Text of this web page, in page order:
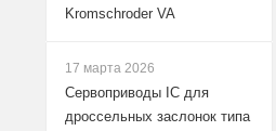
Kromschroder VA
17 марта 2026
Сервоприводы IC для
дроссельных заслонок типа